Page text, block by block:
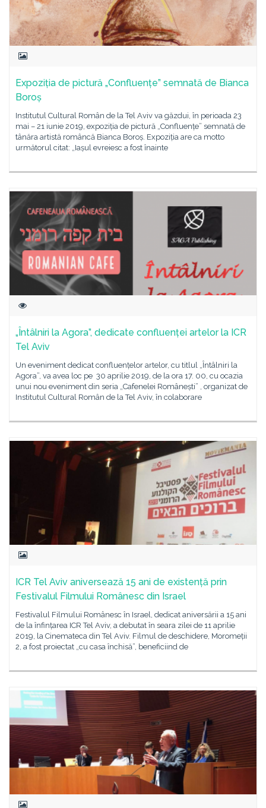
Expoziția de pictură „Confluențe” semnată de Bianca
Boroș
Institutul Cultural Român de la Tel Aviv va găzdui, în perioada 23
mai – 21 iunie 2019, expoziția de pictură „Confluențe” semnată de
tânăra artistă româncă Bianca Boroș. Expoziția are ca motto
următorul citat: „Iașul evreiesc a fost înainte
„Întâlniri la Agora”, dedicate confluenței artelor la ICR
Tel Aviv
Un eveniment dedicat confluențelor artelor, cu titlul „Întâlniri la
Agora”, va avea loc pe 30 aprilie 2019, de la ora 17. 00, cu ocazia
unui nou eveniment din seria „Cafenelei Românești” , organizat de
Institutul Cultural Român de la Tel Aviv, în colaborare
ICR Tel Aviv aniversează 15 ani de existență prin
Festivalul Filmului Românesc din Israel
Festivalul Filmului Românesc în Israel, dedicat aniversării a 15 ani
de la înfințarea ICR Tel Aviv, a debutat în seara zilei de 11 aprilie
2019, la Cinemateca din Tel Aviv. Filmul de deschidere, Moromeții
2, a fost proiectat „cu casa închisă”, beneficiind de